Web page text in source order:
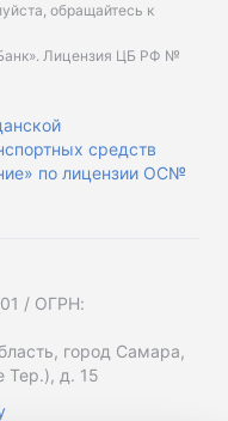
обращайтесь к
Лицензия ЦБ РФ №
средств
по лицензии ОС№
/ ОГРН:
город Самара,
Тер.), д. 15